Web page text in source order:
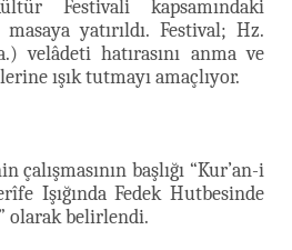
Festivali kapsamındaki
yatırıldı. Festival; Hz.
velâdeti hatırasını anma ve
ışık tutmayı amaçlıyor.
çalışmasının başlığı “Kur’an-i
Işığında Fedek Hutbesinde
olarak belirlendi.